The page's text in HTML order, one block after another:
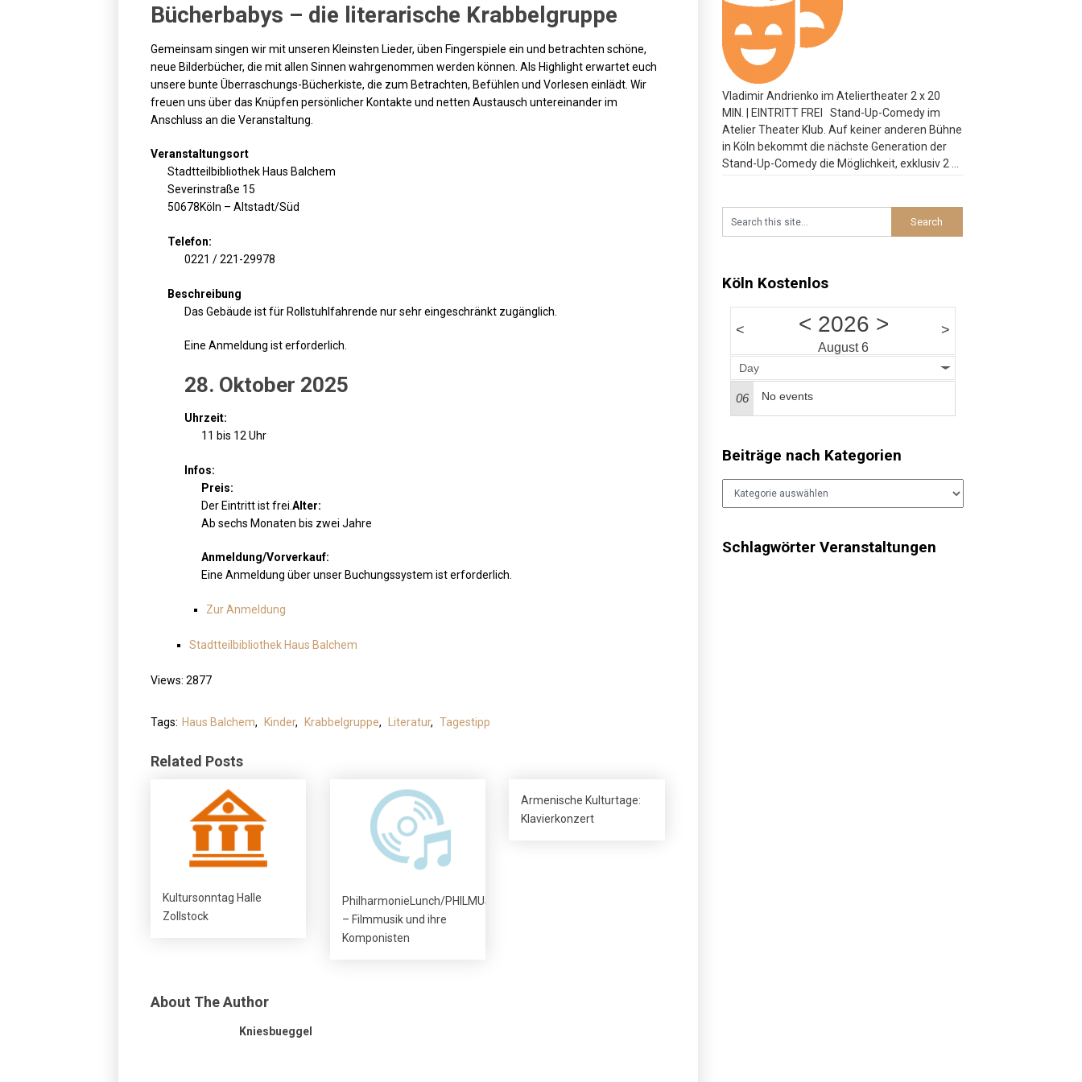
Bücherbabys – die literarische Krabbelgruppe
Gemeinsam singen wir mit unseren Kleinsten Lieder, üben Fingerspiele ein und betrachten schöne,
neue Bilderbücher, die mit allen Sinnen wahrgenommen werden können. Als Highlighterwartet euch
unsere bunte Überraschungs-Bücherkiste, die zum Betrachten, Befühlen und Vorlesen einlädt. Wir
freuen uns über das Knüpfen persönlicher Kontakte und netten Austausch untereinander im
Anschluss an die Veranstaltung.
Veranstaltungsort
Stadtteilbibliothek Haus Balchem
Severinstraße 15
50678Köln – Altstadt/Süd
Telefon:
0221 / 221-29978
Beschreibung
Das Gebäude ist für Rollstuhlfahrende nur sehr eingeschränkt zugänglich.
Eine Anmeldung ist erforderlich.
28. Oktober 2025
Uhrzeit:
11 bis 12 Uhr
Infos:
Preis:
Der Eintritt ist frei. Alter:
Ab sechs Monaten bis zwei Jahre
Anmeldung/Vorverkauf:
Eine Anmeldung über unser Buchungssystem ist erforderlich.
Zur Anmeldung
Stadtteilbibliothek Haus Balchem
Views: 2877
Tags: Haus Balchem, Kinder, Krabbelgruppe, Literatur, Tagestipp
Related Posts
Kultursonntag Halle
Zollstock
PhilharmonieLunch/PHILMUSIK
– Filmmusik und ihre
Komponisten
Armenische Kulturtage:
Klavierkonzert
About The Author
Kniesbueggel
Vladimir Andrienko im Ateliertheater 2 x 20
MIN. | EINTRITT FREI Stand-Up-Comedy im
Atelier Theater Klub. Auf keiner anderen Bühne
in Köln bekommt die nächste Generation der
Stand-Up-Comedy die Möglichkeit, exklusiv 2 x
Köln Kostenlos
< < 2026 >
August 6
>
Day
06 No events
Beiträge nach Kategorien
Schlagwörter Veranstaltungen